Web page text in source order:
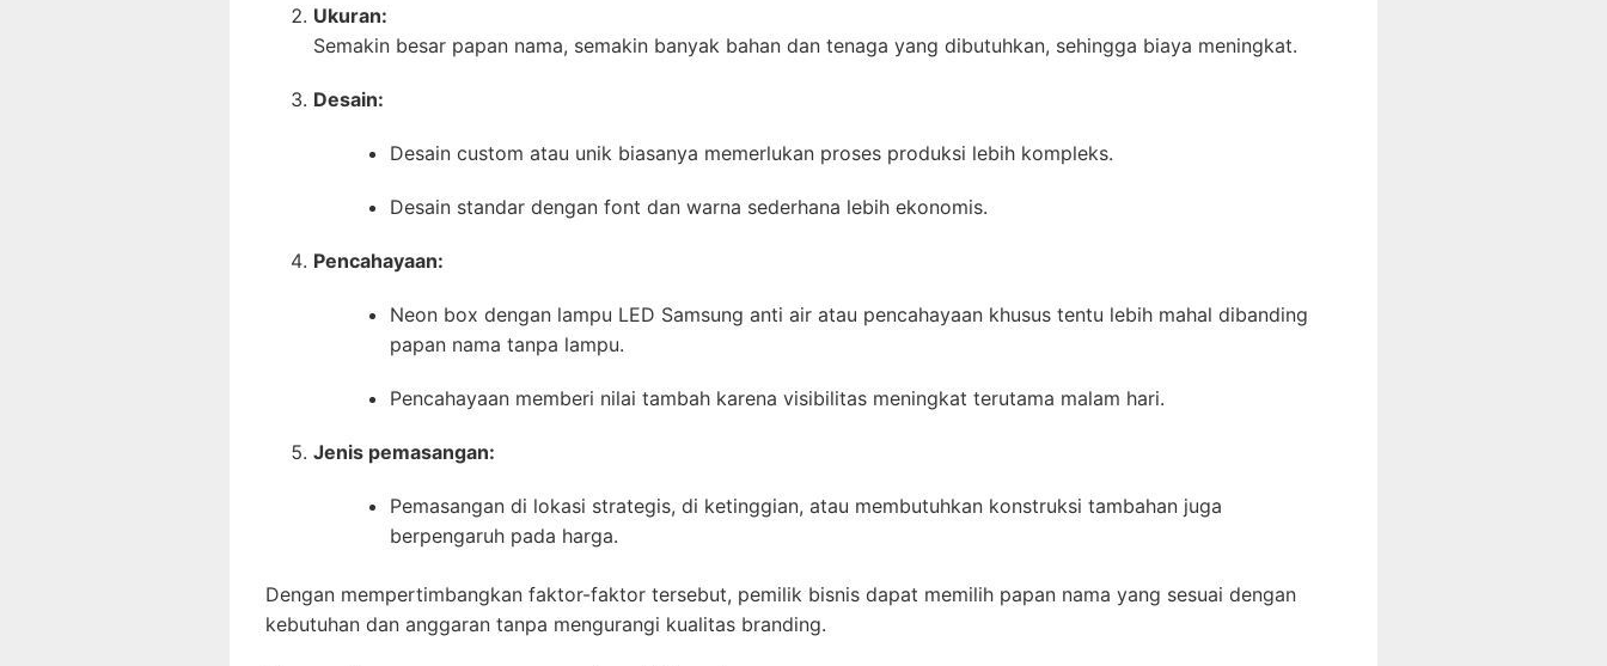
Ukuran:
Semakin besar papan nama, semakin banyak bahan dan tenaga yang dibutuhkan, sehingga biaya meningkat.
Desain:
Desain custom atau unik biasanya memerlukan proses produksi lebih kompleks.
Desain standar dengan font dan warna sederhana lebih ekonomis.
Pencahayaan:
Neon box dengan lampu LED Samsung anti air atau pencahayaan khusus tentu lebih mahal dibanding
papan nama tanpa lampu.
Pencahayaan memberi nilai tambah karena visibilitas meningkat terutama malam hari.
Jenis pemasangan:
Pemasangan di lokasi strategis, di ketinggian, atau membutuhkan konstruksi tambahan juga
berpengaruh pada harga.
Dengan mempertimbangkan faktor-faktor tersebut, pemilik bisnis dapat memilih papan nama yang sesuai dengan
kebutuhan dan anggaran tanpa mengurangi kualitas branding.